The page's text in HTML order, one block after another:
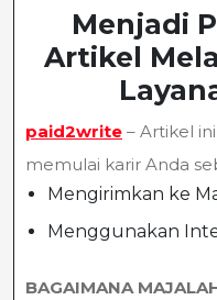
Menjadi
Artikel
paid2write – Artikel
memulai karir Anda
Mengirimkan ke
Menggunakan
BAGAIMANA